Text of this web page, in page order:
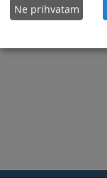
Ne prihvatam